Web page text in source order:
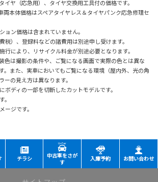
ヤ（応急用）、タイヤ交換用工具付の価格です。
両本体価格はスペアタイヤレス＆タイヤパンク応急修理セ
ン価格は含まれていません。
）、登録料などの諸費用は別途申し受けます。
により、リサイクル料金が別途必要となります。
色は撮影の条件や、ご覧になる画面で実際の色とは異な
。また、実車においてもご覧になる環境（屋内外、光の角
ーの見え方は異なります。
ディの一部を切断したカットモデルです。
ジです。
チラシ
中古車をさが
す
入庫予約 お問い合わせ